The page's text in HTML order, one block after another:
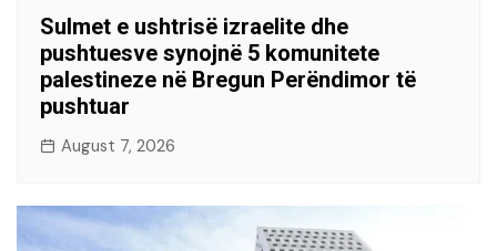
Sulmet e ushtrisë izraelite dhe
pushtuesve synojnë 5 komunitete
palestineze në Bregun Perëndimor të
pushtuar
August 7, 2026